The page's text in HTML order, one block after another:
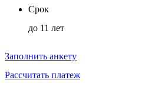
Срок
до 11 лет
Заполнить анкету
Рассчитать платеж